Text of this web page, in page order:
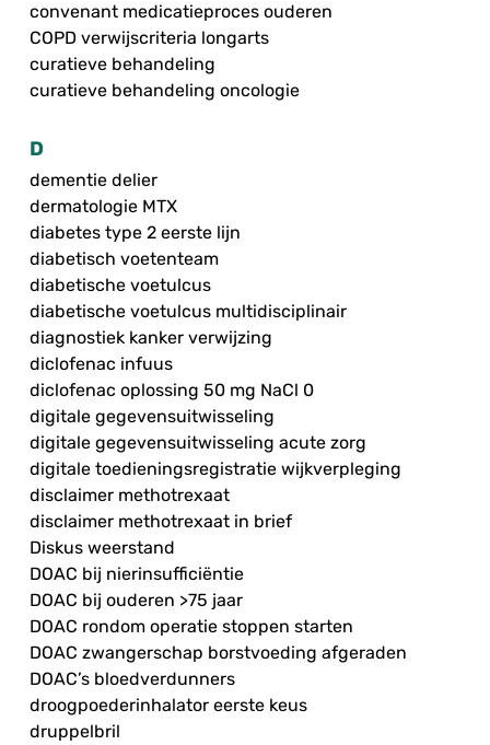
convenant medicatieproces ouderen
COPD verwijscriteria longarts
curatieve behandeling
curatieve behandeling oncologie
D
dementie delier
dermatologie MTX
diabetes type 2 eerste lijn
diabetisch voetenteam
diabetische voetulcus
diabetische voetulcus multidisciplinair
diagnostiek kanker verwijzing
diclofenac infuus
diclofenac oplossing 50 mg NaCl 0
digitale gegevensuitwisseling
digitale gegevensuitwisseling acute zorg
digitale toedieningsregistratie wijkverpleging
disclaimer methotrexaat
disclaimer methotrexaat in brief
Diskus weerstand
DOAC bij nierinsufficiëntie
DOAC bij ouderen >75 jaar
DOAC rondom operatie stoppen starten
DOAC zwangerschap borstvoeding afgeraden
DOAC’s bloedverdunners
droogpoederinhalator eerste keus
druppelbril